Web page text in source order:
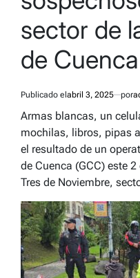
sector de
de Cuenca
Publicado elabril 3, 2025 por
Armas blancas, un
mochilas, libros, pipas
el resultado de un
de Cuenca (GCC) este
Tres de Noviembre,